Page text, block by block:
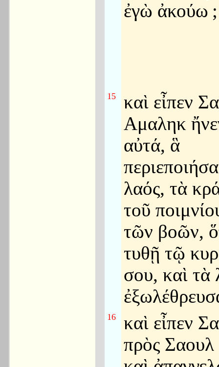
ἐγὼ ἀκούω ;
15
καὶ εἶπεν
Αμαληκ
αὐτά, ἃ
λαός, τὰ
τοῦ
τῶν βοῶν,
τυθῇ τῷ
σου, καὶ τὰ
16
καὶ εἶπεν
πρὸς